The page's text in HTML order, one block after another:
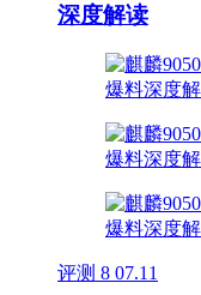
深度解读
评测 8 07.11